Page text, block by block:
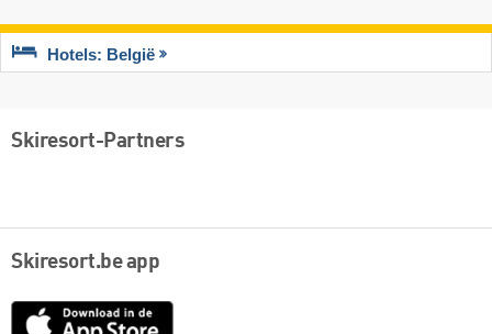
Hotels: België
Skiresort-Partners
Skiresort.be app
App